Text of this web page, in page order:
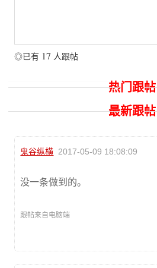
◎已有 17 人跟帖
热门跟帖
最新跟帖
鬼谷纵横 2017-05-09 18:08:09
没一条做到的。
跟帖来自电脑端